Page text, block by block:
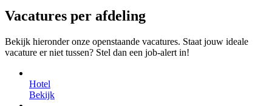
Vacatures per afdeling
Bekijk hieronder onze openstaande vacatures. Staat jouw ideale
vacature er niet tussen? Stel dan een job-alert in!
Hotel
Bekijk